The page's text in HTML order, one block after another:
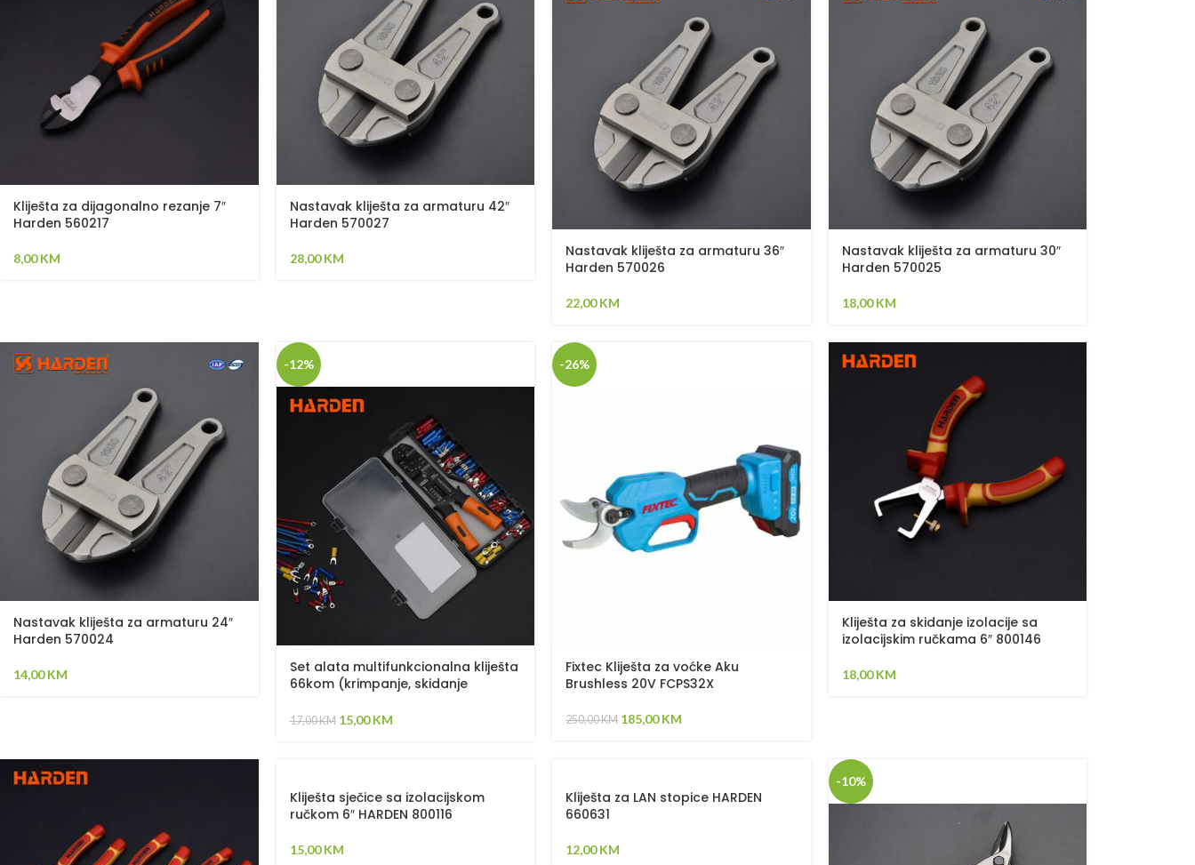
Kliješta za dijagonalno rezanje 7″
Harden 560217
8,00KM
Nastavak kliješta za armaturu 42″
Harden 570027
28,00KM
Nastavak kliješta za armaturu 36″
Harden 570026
22,00KM
Nastavak kliješta za armaturu 30″
Harden 570025
18,00KM
Nastavak kliješta za armaturu 24″
Harden 570024
14,00KM
-12%
Set alata multifunkcionalna kliješta
66kom (krimpanje, skidanje
HARDEN 660666
17,00KM 15,00KM
-26%
Fixtec Kliješta za voćke Aku
Brushless 20V FCPS32X
250,00KM 185,00KM
Kliješta za skidanje izolacije sa
izolacijskim ručkama 6″ 800146
18,00KM
Kliješta sječice sa izolacijskom
ručkom 6″ HARDEN 800116
15,00KM
Kliješta za LAN stopice HARDEN
660631
12,00KM
-10%